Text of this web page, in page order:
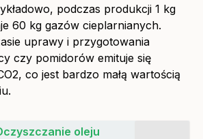
podczas produkcji 1 kg
60 kg gazów cieplarnianych.
uprawy i przygotowania
czy pomidorów emituje się
co jest bardzo małą wartością
oleju